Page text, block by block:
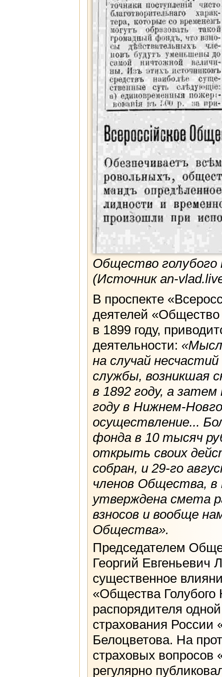
Общество голубого
(Источник an-
В проспекте
деятелей «Общество
в 1899 году,
деятельности:
на случай
службы, возникшая
в 1892 году, а
году в Нижнем-
осуществление...
фонда в 10 тысяч
открыть своих
собран, и 29-го
членов Общества, в
утверждена смета
взносов и вообще
Общества».
Председателем
Георгий Евгеньевич
существенное
«Общества Голубого
распорядителя
страхования
Белоцветова. На
страховых вопросов
регулярно